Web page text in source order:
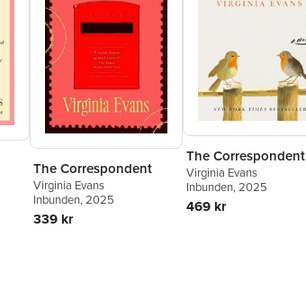
The Correspondent
Virginia Evans
Inbunden, 2025
339 kr
The Correspondent
Virginia Evans
Inbunden, 2025
469 kr